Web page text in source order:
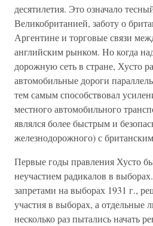
десятилетия. Это означало
Великобританией, заботу о
Аргентине и торговые связи
английским рынком. Но когда
дорожную сеть в стране, Хусто
автомобильные дороги
тем самым способствовал
местного автомобильного
являлся более быстрым и
железнодорожного) с
Первые годы правления Хусто
неучастием радикалов в
запретами на выборах 1931 г.,
участия в выборах, а отдельные
несколько раз пытались начать